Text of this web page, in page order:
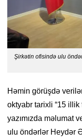
Şirkətin ofisində ulu
Həmin görüşdə
oktyabr tarixli “15
yazımızda məlumat
ulu öndərlər Heydər